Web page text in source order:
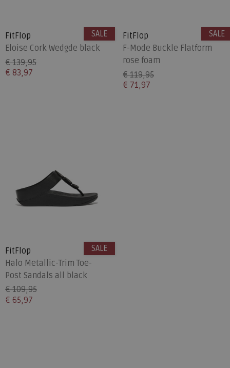
FitFlop
Eloise Cork Wedgde black
€ 139,95
€ 83,97
SALE
FitFlop
F-Mode Buckle Flatform
rose foam
€ 119,95
€ 71,97
SALE
FitFlop
Halo Metallic-Trim Toe-
Post Sandals all black
€ 109,95
€ 65,97
SALE